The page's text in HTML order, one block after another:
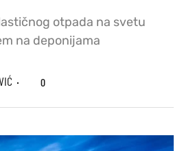
otpada na svetu
na deponijama
0